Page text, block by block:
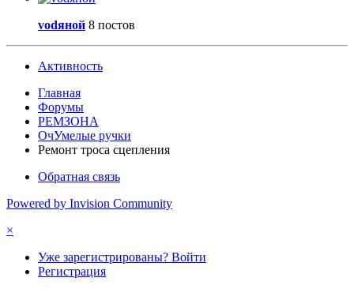
vоdяной 8 постов
Активность
Главная
Форумы
РЕМЗОНА
ОчУмелые ручки
Ремонт троса сцепления
Обратная связь
Powered by Invision Community
×
Уже зарегистрированы? Войти
Регистрация